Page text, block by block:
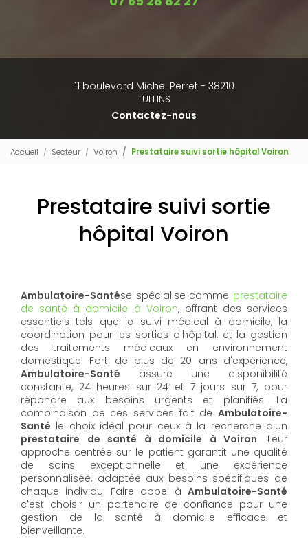
11 boulevard Michel Perret - 38210
TULLINS
Contactez-nous
Accueil Secteur Voiron Prestataire suivi sortie hôpital Voiron
Prestataire suivi sortie
hôpital Voiron
Ambulatoire-Santése spécialise comme prestataire
de santé à domicile à Voiron, offrant des services
essentiels tels que le suivi médical à domicile, la
coordination pour les sorties d'hôpital, et la gestion
des traitements médicaux en environnement
domestique. Fort de plus de 20 ans d'expérience,
Ambulatoire-Santé assure une disponibilité
constante, 24 heures sur 24 et 7 jours sur 7, pour
répondre aux besoins urgents et planifiés. La
combinaison de ces services fait de Ambulatoire-
Santé le choix idéal pour ceux à la recherche d'un
prestataire de santé à domicile à Voiron. Leur
approche centrée sur le patient garantit une qualité
de soins exceptionnelle et une expérience
personnalisée, adaptée aux besoins spécifiques de
chaque individu. Faire appel à Ambulatoire-Santé
c'est choisir un partenaire de confiance pour une
gestion de la santé à domicile efficace et
bienveillante.